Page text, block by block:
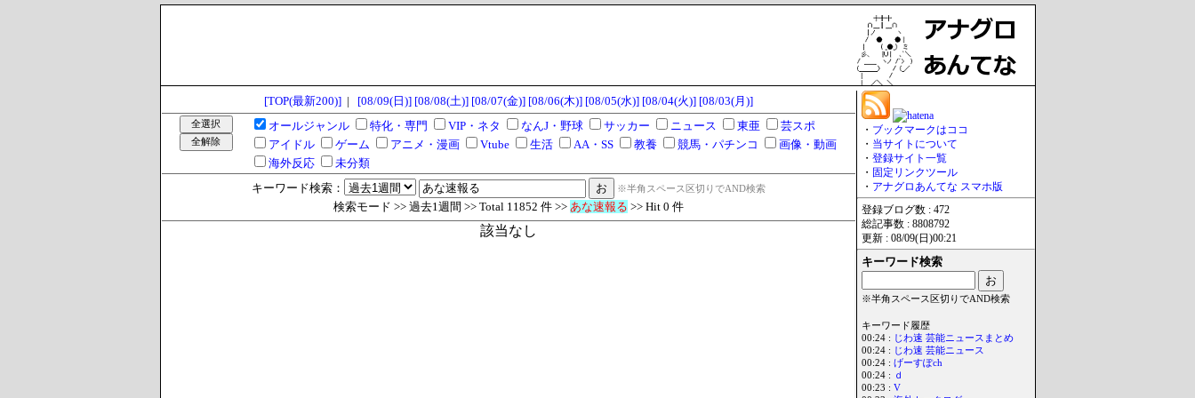
[TOP(最新200)]| [08/09(日)] [08/08(土)] [08/07(金)] [08/06(木)] [08/05(水)] [08/04(火)] [08/03(月)]
オールジャンル
特化・専門 VIP・ネタ なんJ・野球 サッカー ニュース 東亜
芸スポ
アイドル
ゲーム アニメ・漫画 Vtube 生活 AA・SS 教養 競馬・パチンコ
画像・動画
海外反応
未分類
キーワード検索：
※半角スペース区切りでAND検索
検索モード >> 過去1週間 >> Total 11852 件 >> あな速報る >> Hit 0 件
該当なし
・ ブックマークはココ
・ 当サイトについて
・ 登録サイト一覧
・ 固定リンクツール
・ アナグロあんてな スマホ版
登録ブログ数 : 472
総記事数 : 8808792
更新 : 08/09(日)00:21
キーワード検索
※半角スペース区切りでAND検索
キーワード履歴
00:24 : じわ速 芸能ニュースまとめ
00:24 : じわ速 芸能ニュース
00:24 : げーすぽch
00:24 :
ｄ
00:23 : V